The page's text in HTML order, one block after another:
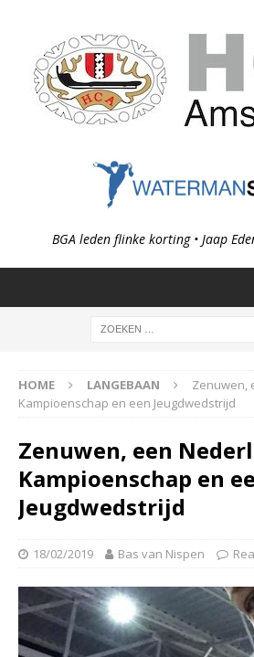
BGA leden flinke korting • Jaap
HOME LANGEBAAN
Zenuwen,
Kampioenschap en een Jeugdwedstrijd
Zenuwen, een
Kampioenschap en
Jeugdwedstrijd
18/02/2019 Bas van Nispen